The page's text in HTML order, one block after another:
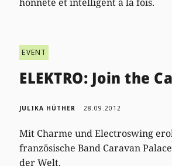
EVENT
ELEKTRO: Join the
JULIKA HÜTHER 28.09.2012
Mit Charme und Electroswing
französische Band Caravan
der Welt.